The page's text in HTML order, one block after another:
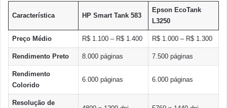
Característica HP Smart Tank 583
Epson EcoTank
L3250
Preço Médio R$ 1.100 – R$ 1.400 R$ 1.000 – R$ 1.300
Rendimento Preto 8.000 páginas 7.500 páginas
Rendimento
Colorido
6.000 páginas 6.000 páginas
Resolução de